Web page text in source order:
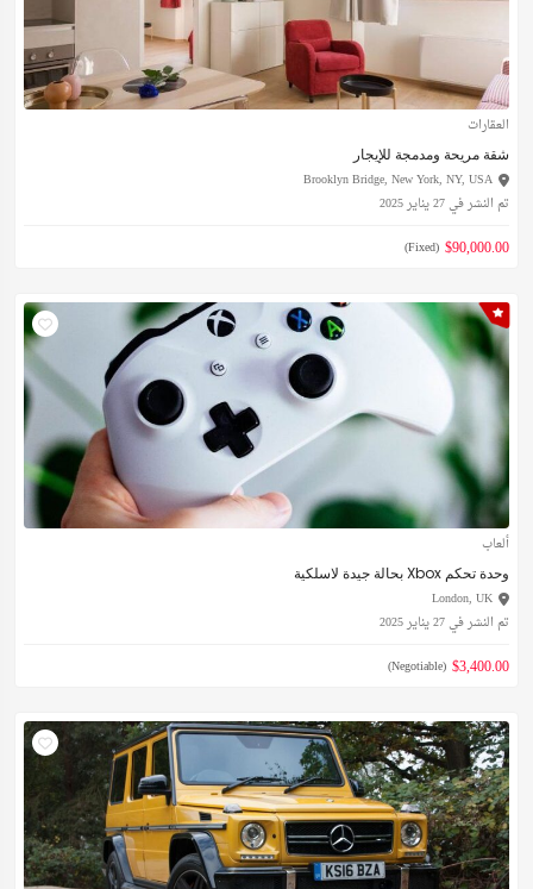
العقارات
شقة مريحة ومدمجة للإيجار
Brooklyn Bridge, New York, NY, USA
تم النشر في 27 يناير 2025
$90,000.00
(Fixed)
ألعاب
وحدة تحكم Xbox بحالة جيدة لاسلكية
London, UK
تم النشر في 27 يناير 2025
$3,400.00
(Negotiable)